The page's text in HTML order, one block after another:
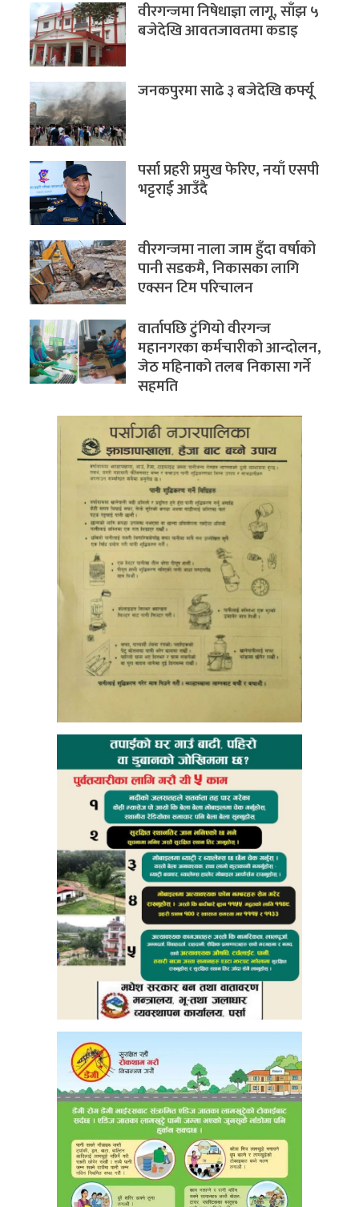
वीरगन्जमा निषेधाज्ञा लागू, साँझ ५
बजेदेखि आवतजावतमा कडाइ
जनकपुरमा साढे ३ बजेदेखि कर्फ्यू
पर्सा प्रहरी प्रमुख फेरिए, नयाँ एसपी
भट्टराई आउँदै
वीरगन्जमा नाला जाम हुँदा वर्षाको
पानी सडकमै, निकासका लागि
एक्सन टिम परिचालन
वार्तापछि टुंगियो वीरगन्ज
महानगरका कर्मचारीको आन्दोलन,
जेठ महिनाको तलब निकासा गर्ने
सहमति